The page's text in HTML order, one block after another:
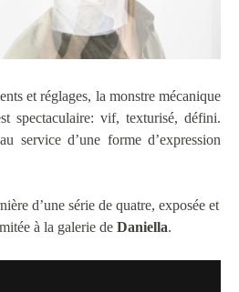
et réglages, la monstre mécanique
spectaculaire: vif, texturisé, défini.
service d’une forme d’expression
d’une série de quatre, exposée et
à la galerie de Daniella.